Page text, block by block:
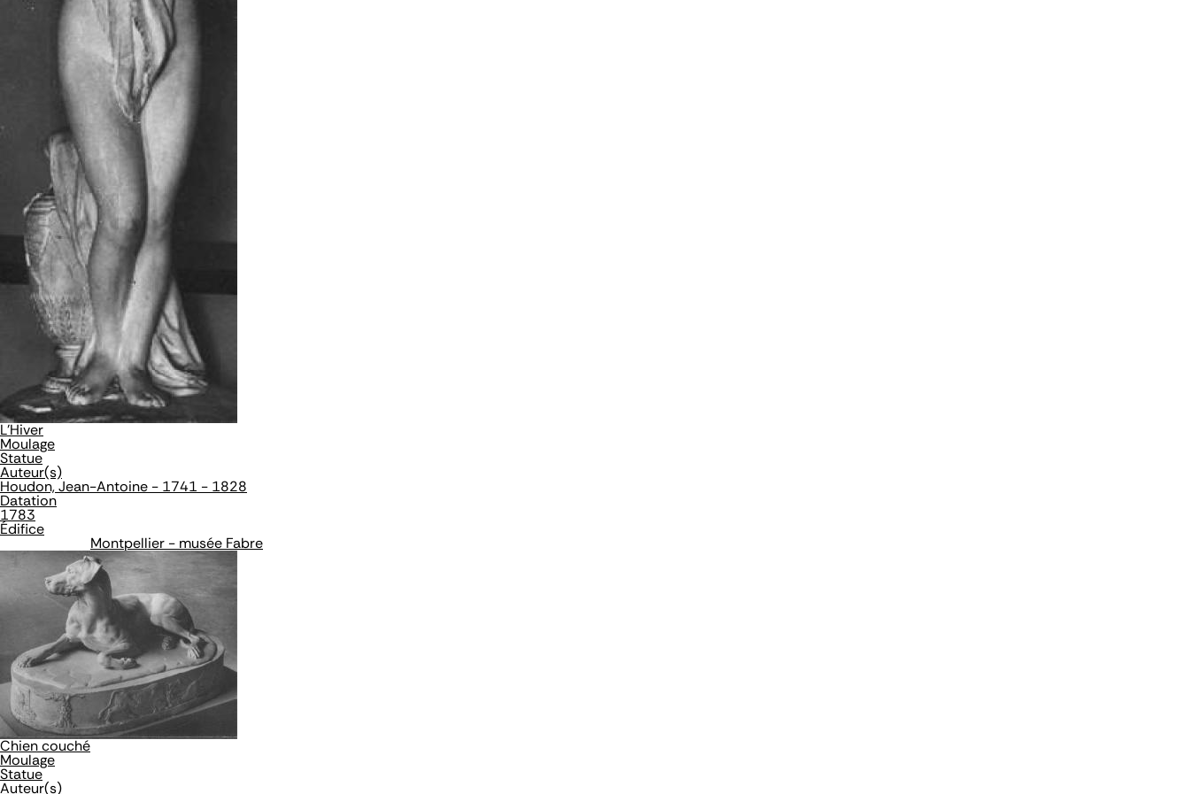
L'Hiver
Moulage
Statue
Auteur(s)
Houdon, Jean-Antoine - 1741 - 1828
Datation
1783
Édifice
Montpellier - musée Fabre
Chien couché
Moulage
Statue
Auteur(s)